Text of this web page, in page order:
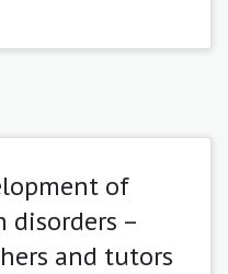
of
disorders –
and tutors